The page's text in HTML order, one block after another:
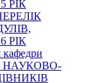
РІК
РІК
кафедри
НАУКОВО-